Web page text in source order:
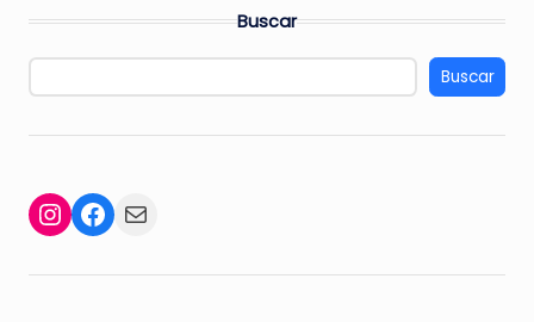
Buscar
Buscar
Instagram
Facebook
Mail